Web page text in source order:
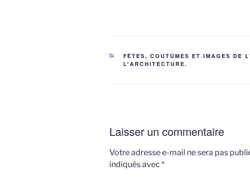
CATÉGORIES
FÊTES, COUTÛMES ET IMAGES DE
L'ARCHITECTURE.
Laisser un commentaire
Votre adresse e-mail ne sera pas
indiqués avec *